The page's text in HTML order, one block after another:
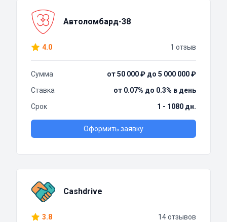
Автоломбард-38
4.0 1 отзыв
Сумма
от 50 000 ₽ до 5 000 000 ₽
Ставка
от 0.07% до 0.3% в день
Срок
1 - 1080 дн.
Оформить заявку
Cashdrive
3.8 14 отзывов